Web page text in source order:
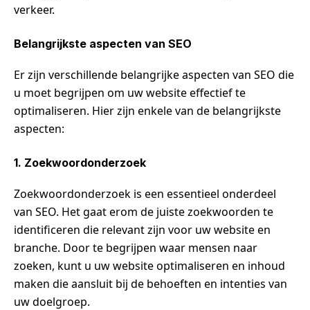
verkeer.
Belangrijkste aspecten van SEO
Er zijn verschillende belangrijke aspecten van SEO die
u moet begrijpen om uw website effectief te
optimaliseren. Hier zijn enkele van de belangrijkste
aspecten:
1. Zoekwoordonderzoek
Zoekwoordonderzoek is een essentieel onderdeel
van SEO. Het gaat erom de juiste zoekwoorden te
identificeren die relevant zijn voor uw website en
branche. Door te begrijpen waar mensen naar
zoeken, kunt u uw website optimaliseren en inhoud
maken die aansluit bij de behoeften en intenties van
uw doelgroep.